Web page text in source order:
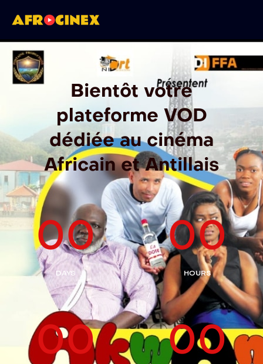
Bientôt votre
plateforme VOD
dédiée au cinéma
Africain et Antillais
00
DAYS
00
HOURS
00 00